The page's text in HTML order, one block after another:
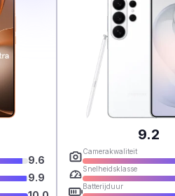
9.6
9.9
9.2
Camerakwaliteit
Snelheidsklasse
Batterijduur